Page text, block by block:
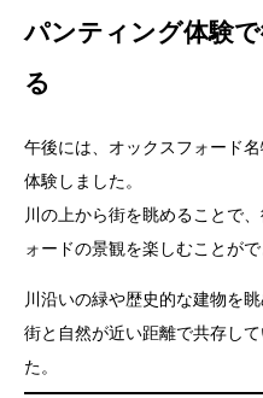
パンティング体験
る
午後には、オックスフォード
体験しました。
川の上から街を眺めることで
ォードの景観を楽しむことがで
川沿いの緑や歴史的な建物を眺
街と自然が近い距離で共存し
た。